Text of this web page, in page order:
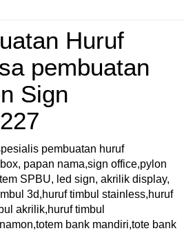
Huruf
pembuatan
Sign
pembuatan huruf
papan nama,sign office,pylon
SPBU, led sign, akrilik display,
3d,huruf timbul stainless,huruf
akrilik,huruf timbul
bank mandiri,tote bank